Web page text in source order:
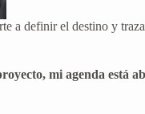
a definir el destino y
mi agenda está